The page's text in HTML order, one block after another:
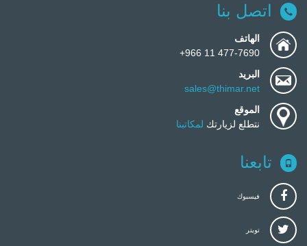
اتصل بنا
الهاتف
477-7690 11 966+
البريد
sales@thimar.net
الموقع
نتطلع لزيارتك لمكاتبنا
تابعنا
فيسبوك
تويتر